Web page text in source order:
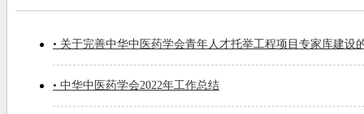
• 关于完善中华中医药学会青年人才托举工程项目专家库建设
• 中华中医药学会2022年工作总结